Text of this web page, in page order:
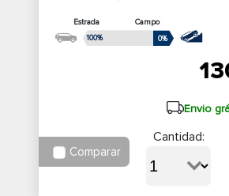
Estrada
Campo
100%
0%
Envio
Comparar
Cantidad: